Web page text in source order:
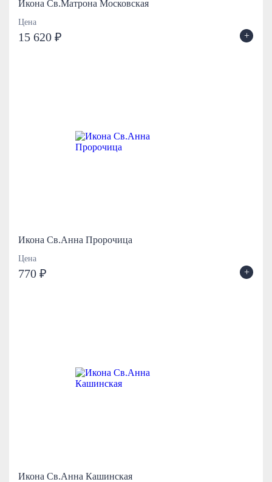
Икона Св.Матрона Московская
Цена
15 620 ₽ +
Икона Св.Анна Пророчица
Цена
770 ₽ +
Икона Св.Анна Кашинская